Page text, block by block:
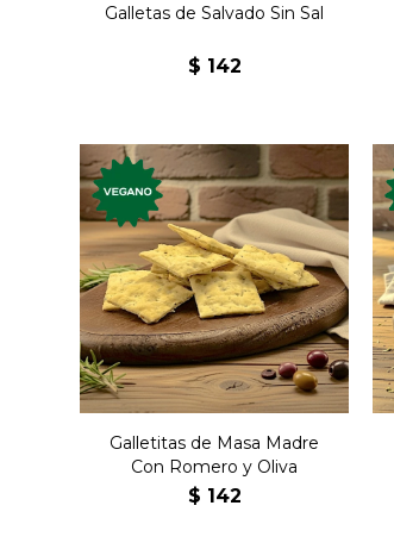
Galletas de Salvado Sin Sal
$ 142
Galletas premium,
veganas, con masa
madre. Nuevos sabores,
elaboradas
artesanalmente.
Galletitas de Masa Madre
Con Romero y Oliva
$ 142